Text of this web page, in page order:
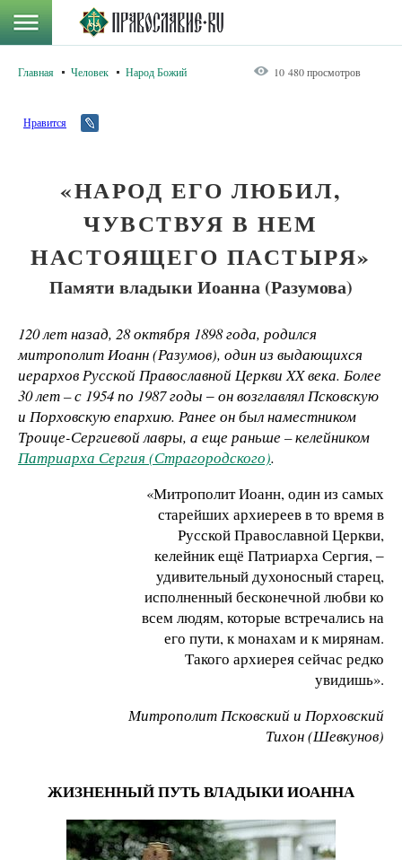
Главная Человек Народ Божий 10 480 просмотров
Нравится
«НАРОД ЕГО ЛЮБИЛ,
ЧУВСТВУЯ В НЕМ
НАСТОЯЩЕГО ПАСТЫРЯ»
Памяти владыки Иоанна (Разумова)
120 лет назад, 28 октября 1898 года, родился
митрополит Иоанн (Разумов), один из выдающихся
иерархов Русской Православной Церкви XX века. Более
30 лет – с 1954 по 1987 годы ‒ он возглавлял Псковскую
и Порховскую епархию. Ранее он был наместником
Троице-Сергиевой лавры, а еще раньше – келейником
Патриарха Сергия (Страгородского).
«Митрополит Иоанн, один из самых
старейших архиереев в то время в
Русской Православной Церкви,
келейник ещё Патриарха Сергия, ‒
удивительный духоносный старец,
исполненный бесконечной любви ко
всем людям, которые встречались на
его пути, к монахам и к мирянам.
Такого архиерея сейчас редко
увидишь».
Митрополит Псковский и Порховский
Тихон (Шевкунов)
ЖИЗНЕННЫЙ ПУТЬ ВЛАДЫКИ ИОАННА